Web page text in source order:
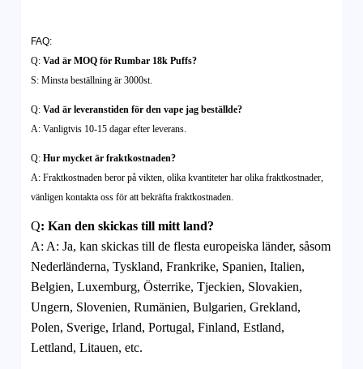
FAQ:
Q:Vad är MOQ för Rumbar 18k Puffs?
S: Minsta beställning är 3000st.
Q:Vad är leveranstiden för den vape jag beställde?
A: Vanligtvis 10-15 dagar efter leverans.
Q:Hur mycket är fraktkostnaden?
A: Fraktkostnaden beror på vikten, olika kvantiteter har olika fraktkostnader,
vänligen kontakta oss för att bekräfta fraktkostnaden.
Q:Kan den skickas till mitt land?
A: A: Ja, kan skickas till de flesta europeiska länder, såsom
Nederländerna, Tyskland, Frankrike, Spanien, Italien,
Belgien, Luxemburg, Österrike, Tjeckien, Slovakien,
Ungern, Slovenien, Rumänien, Bulgarien, Grekland,
Polen, Sverige, Irland, Portugal, Finland, Estland,
Lettland, Litauen, etc.